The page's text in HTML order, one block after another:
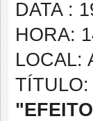
DATA :
HORA:
LOCAL:
TÍTULO: